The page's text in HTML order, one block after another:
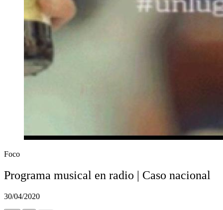
Foco
Programa musical en radio | Caso nacional
30/04/2020